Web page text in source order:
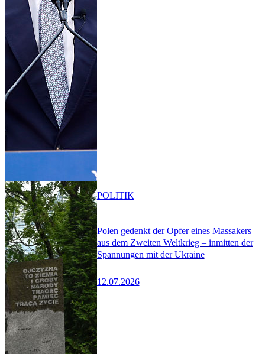
Polen gedenkt der Opfer eines Massakers
aus dem Zweiten Weltkrieg – inmitten der
Spannungen mit der Ukraine
12.07.2026
POLITIK